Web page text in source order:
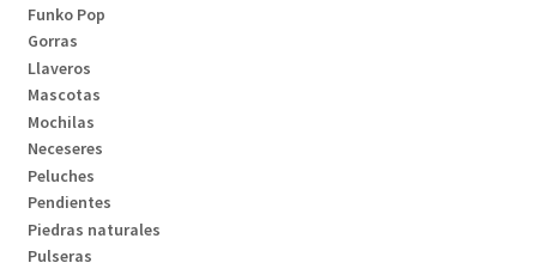
Funko Pop
Gorras
Llaveros
Mascotas
Mochilas
Neceseres
Peluches
Pendientes
Piedras naturales
Pulseras